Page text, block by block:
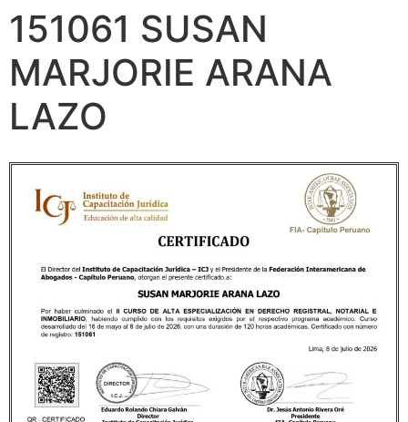
151061 SUSAN
MARJORIE ARANA
LAZO